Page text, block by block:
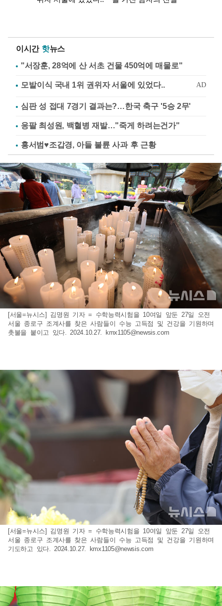
이시간 핫뉴스
"서장훈, 28억에 산 서초 건물 450억에 매물로"
심판 성 접대 7경기 결과는?…한국 축구 '5승 2무'
응팔 최성원, 백혈병 재발…"죽게 하려는건가"
홍서범♥조갑경, 아들 불륜 사과 후 근황
[서울=뉴시스] 김명원 기자 = 수학능력시험을 10여일 앞둔 27일 오전
서울 종로구 조계사를 찾은 사람들이 수능 고득점 및 건강을 기원하며
촛불을 붙이고 있다. 2024.10.27.
kmx1105@newsis.com
[서울=뉴시스] 김명원 기자 = 수학능력시험을 10여일 앞둔 27일 오전
서울 종로구 조계사를 찾은 사람들이 수능 고득점 및 건강을 기원하며
기도하고 있다. 2024.10.27.
kmx1105@newsis.com